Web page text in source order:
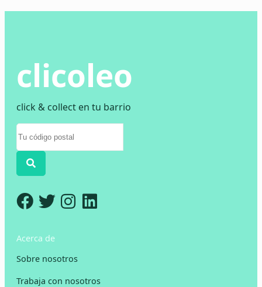
clicoleo
click & collect en tu barrio
Acerca de
Sobre nosotros
Trabaja con nosotros